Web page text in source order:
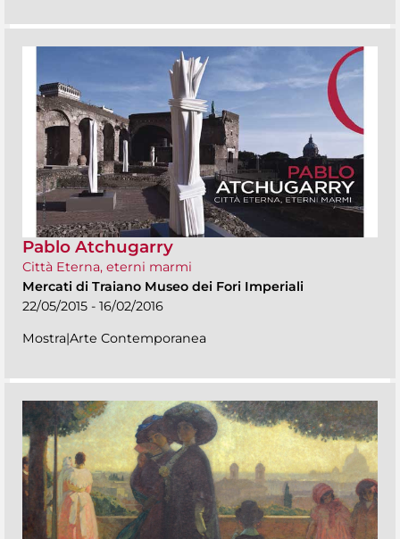
Pablo Atchugarry
Città Eterna, eterni marmi
Mercati di Traiano Museo dei Fori Imperiali
22/05/2015 - 16/02/2016
Mostra|Arte Contemporanea